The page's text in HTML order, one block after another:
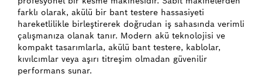
farklı olarak, akülü bir bant testere hassasiyeti
hareketlilikle birleştirerek doğrudan iş sahasında verimli
çalışmanıza olanak tanır. Modern akü teknolojisi ve
kompakt tasarımlarla, akülü bant testere, kablolar,
kıvılcımlar veya aşırı titreşim olmadan güvenilir
performans sunar.